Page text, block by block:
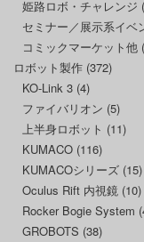
姫路ロボ・チャレンジ
セミナー／展示系イベ
コミックマーケット他
ロボット製作 (372)
KO-Link 3 (4)
ファイバリオン (5)
上半身ロボット (11)
KUMACO (116)
KUMACOシリーズ (15)
Oculus Rift 内視鏡 (10)
Rocker Bogie System
GROBOTS (38)